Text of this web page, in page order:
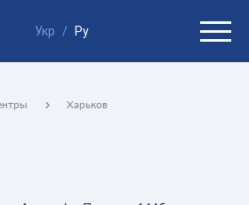
Укр / Ру
Харьков